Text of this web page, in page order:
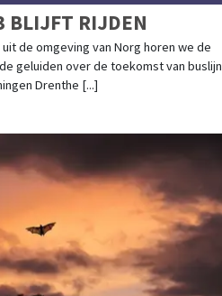
BLIJFT RIJDEN
uit de omgeving van Norg horen we de
geluiden over de toekomst van buslijn
Drenthe [...]